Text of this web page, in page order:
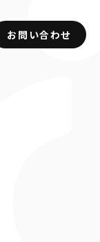
お問い合わせ